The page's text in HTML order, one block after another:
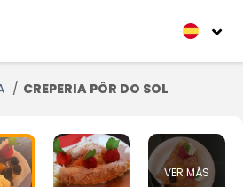
CREPERIA PÔR DO SOL
VER MÁS